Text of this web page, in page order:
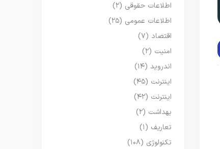
اطلاعات حقوقی (۲)
اطلاعات عمومی (۲۵)
اقتصاد (۷)
امنیت (۲)
اندروید (۱۴)
اینترنت (۴۵)
اینترنت (۴۲)
بهداشت (۲)
تعاریف (۱)
تکنولوژی (۱۰۸)